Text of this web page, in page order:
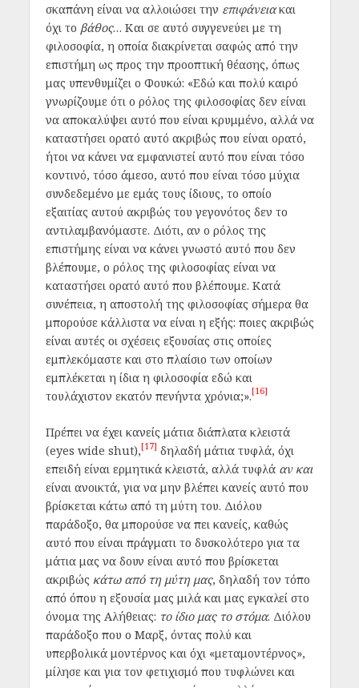
σκαπάνη είναι να αλλοιώσει την επιφάνειακαι
όχι το βάθος… Και σε αυτό συγγενεύει με τη
φιλοσοφία, η οποία διακρίνεται σαφώς από την
επιστήμη ως προς την προοπτική θέασης, όπως
μας υπενθυμίζει ο Φουκώ: «Εδώ και πολύ καιρό
γνωρίζουμε ότι ο ρόλος της φιλοσοφίας δεν είναι
να αποκαλύψει αυτό που είναι κρυμμένο, αλλά να
καταστήσει ορατό αυτό ακριβώς που είναι ορατό,
ήτοι να κάνει να εμφανιστεί αυτό που είναι τόσο
κοντινό, τόσο άμεσο, αυτό που είναι τόσο μύχια
συνδεδεμένο με εμάς τους ίδιους, το οποίο
εξαιτίας αυτού ακριβώς του γεγονότος δεν το
αντιλαμβανόμαστε. Διότι, αν ο ρόλος της
επιστήμης είναι να κάνει γνωστό αυτό που δεν
βλέπουμε, ο ρόλος της φιλοσοφίας είναι να
καταστήσει ορατό αυτό που βλέπουμε. Κατά
συνέπεια, η αποστολή της φιλοσοφίας σήμερα θα
μπορούσε κάλλιστα να είναι η εξής: ποιες ακριβώς
είναι αυτές οι σχέσεις εξουσίας στις οποίες
εμπλεκόμαστε και στο πλαίσιο των οποίων
εμπλέκεται η ίδια η φιλοσοφία εδώ και
τουλάχιστον εκατόν πενήντα χρόνια;».[16]
Πρέπει να έχει κανείς μάτια διάπλατα κλειστά
(eyes wide shut),[17] δηλαδή μάτια τυφλά, όχι
επειδή είναι ερμητικά κλειστά, αλλά τυφλά αν και
είναι ανοικτά, για να μην βλέπει κανείς αυτό που
βρίσκεται κάτω από τη μύτη του. Διόλου
παράδοξο, θα μπορούσε να πει κανείς, καθώς
αυτό που είναι πράγματι το δυσκολότερο για τα
μάτια μας να δουν είναι αυτό που βρίσκεται
ακριβώςκάτω από τη μύτη μας, δηλαδή τον τόπο
από όπου η εξουσία μας μιλά και μας εγκαλεί στο
όνομα της Αλήθειας: το ίδιο μας το στόμα. Διόλου
παράδοξο που ο Μαρξ, όντας πολύ και
υπερβολικά μοντέρνος και όχι «μεταμοντέρνος»,
μίλησε και για τον φετιχισμό που τυφλώνει και